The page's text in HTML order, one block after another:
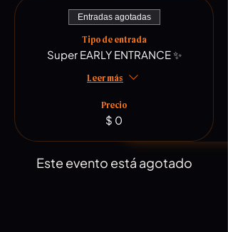
Entradas agotadas
Tipo de entrada
Super EARLY ENTRANCE ✨
Leer más
Precio
$ 0
Este evento está agotado